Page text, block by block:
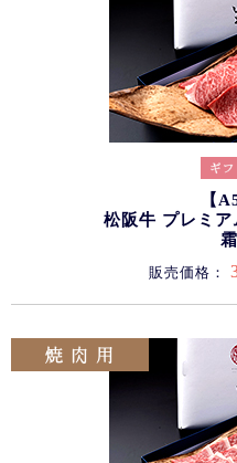
【
松阪牛 プレミア
販売価格：